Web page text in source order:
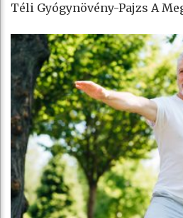
Téli Gyógynövény-Pajzs A